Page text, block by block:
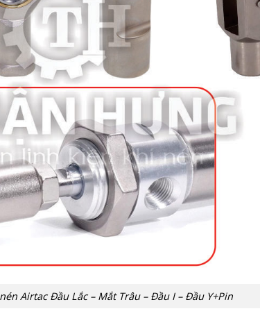
Airtac Đầu Lắc – Mắt Trâu – Đầu I – Đầu Y+Pin